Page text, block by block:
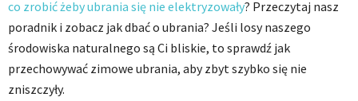
co zrobić żeby ubrania się nie elektryzowały? Przeczytaj nasz
poradnik i zobacz jak dbać o ubrania? Jeśli losy naszego
środowiska naturalnego są Ci bliskie, to sprawdź jak
przechowywać zimowe ubrania, aby zbyt szybko się nie
zniszczyły.